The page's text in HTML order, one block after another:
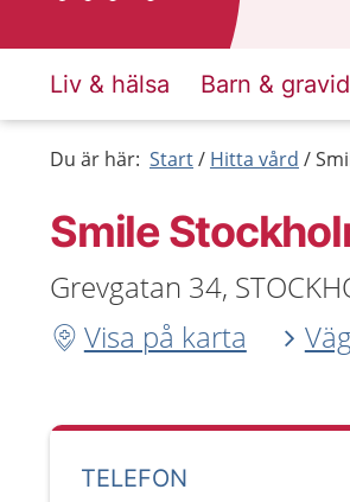
Liv & hälsa Barn & gravid
Du är här: Start Hitta vård
Smile
Grevgatan 34,
Visa på karta
TELEFON